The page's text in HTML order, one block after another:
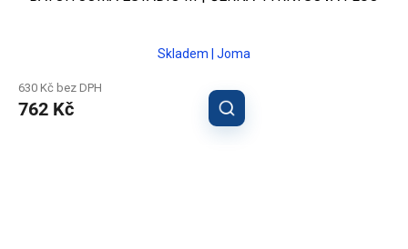
Skladem | Joma
630 Kč bez DPH
762 Kč